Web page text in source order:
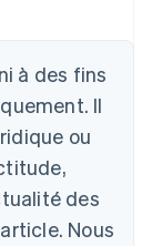
à des fins
Il
ou
des
Nous